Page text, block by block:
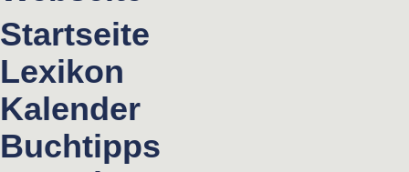
Startseite
Lexikon
Kalender
Buchtipps